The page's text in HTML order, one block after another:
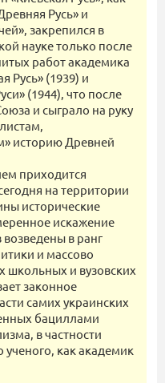
Русь» и
закрепился в
науке только после
работ академика
Русь» (1939) и
(1944), что после
и сыграло на руку
историю Древней
приходится
на территории
исторические
искажение
в ранг
и массово
школьных и вузовских
законное
самих украинских
бациллами
в частности
ученого, как академик